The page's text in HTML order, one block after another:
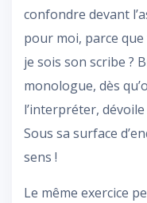
confondre devant
pour moi, parce
je sois son scribe ?
monologue, dès
l’interpréter,
Sous sa surface
sens !
Le même exercice